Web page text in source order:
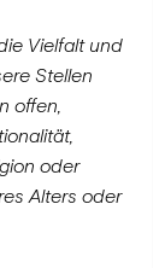
Vielfalt und
Stellen
offen,
oder
Alters oder